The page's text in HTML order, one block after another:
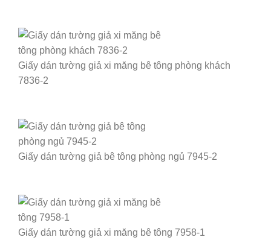
Giấy dán tường giả xi măng bê tông phòng khách
7836-2
Giấy dán tường giả bê tông phòng ngủ 7945-2
Giấy dán tường giả xi măng bê tông 7958-1